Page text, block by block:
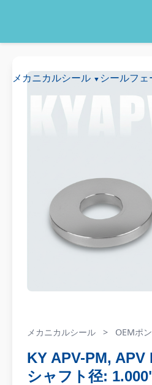
メカニカルシール シールフェ
メカニカルシール > OEMポ
KY APV-PM, APV
シャフト径: